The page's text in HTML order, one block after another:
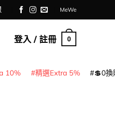
MeWe
登入 / 註冊 0
10% 精選Extra 5% 💲0換